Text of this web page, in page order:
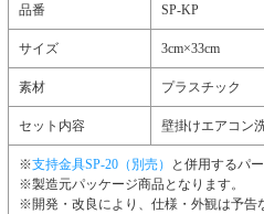
品番 SP-KP
サイズ 3cm×33cm
素材 プラスチック
セット内容 壁掛けエアコン
※支持金具SP-20（別売）
と併用するパー
※製造元パッケージ商品となります。
※開発・改良により、仕様・外観は予告